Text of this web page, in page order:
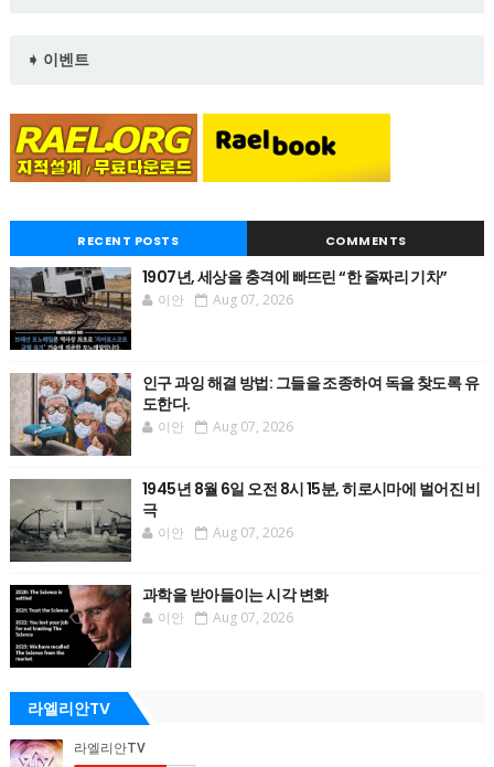
➧ 이벤트
RECENT POSTS COMMENTS
1907년, 세상을 충격에 빠뜨린 “한 줄짜리 기차”
이안 Aug 07, 2026
인구 과잉 해결 방법: 그들을 조종하여 독을 찾도록 유
도한다.
이안 Aug 07, 2026
1945년 8월 6일 오전 8시 15분, 히로시마에 벌어진 비
극
이안 Aug 07, 2026
과학을 받아들이는 시각 변화
이안 Aug 07, 2026
라엘리안TV